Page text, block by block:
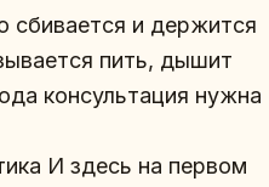
сбивается и держится
пить, дышит
консультация нужна
И здесь на первом